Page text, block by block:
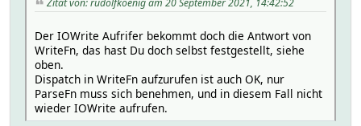
Der IOWrite Aufrifer bekommt doch die Antwort von
WriteFn, das hast Du doch selbst festgestellt, siehe
oben.
Dispatch in WriteFn aufzurufen ist auch OK, nur
ParseFn muss sich benehmen, und in diesem Fall nicht
wieder IOWrite aufrufen.